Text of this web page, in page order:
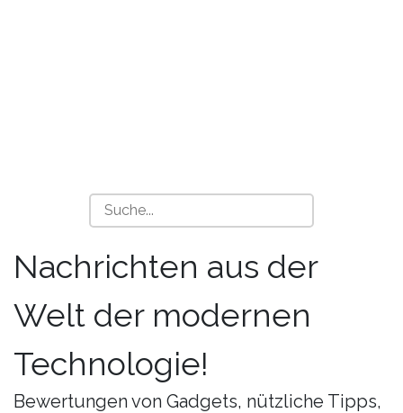
Nachrichten aus der
Welt der modernen
Technologie!
Bewertungen von Gadgets, nützliche Tipps,